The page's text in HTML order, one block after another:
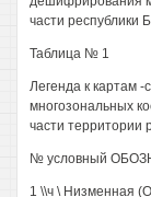
части республики
Таблица № 1
Легенда к картам
многозональных
части территории
№ условный
1 \\ч \ Низменная